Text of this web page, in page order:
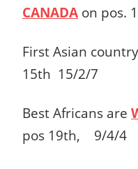
CANADA on pos.
First Asian
15th 15/2/7
Best Africans are
pos 19th, 9/4/4